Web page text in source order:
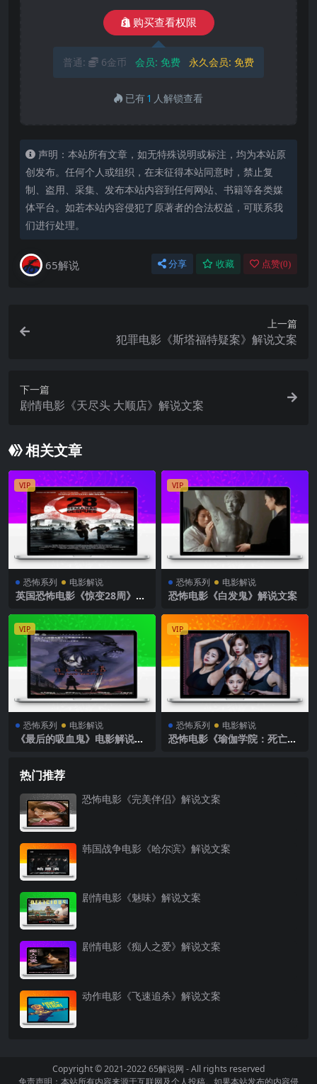
购买查看权限
普通: 6金币 会员: 免费 永久会员: 免费
已有1 人解锁查看
声明：本站所有文章，如无特殊说明或标注，均为本站原
创发布。任何个人或组织，在未征得本站同意时，禁止复
制、盗用、采集、发布本站内容到任何网站、书籍等各类媒
体平台。如若本站内容侵犯了原著者的合法权益，可联系我
们进行处理。
65解说 分享 收藏 点赞(0)
上一篇
犯罪电影《斯塔福特疑案》解说文案
下一篇
剧情电影《天尽头 大顺店》解说文案
相关文章
VIP
恐怖系列 电影解说
英国恐怖电影《惊变28周》解
VIP
恐怖系列 电影解说
恐怖电影《白发鬼》解说文案
VIP
恐怖系列 电影解说
《最后的吸血鬼》电影解说文
VIP
恐怖系列 电影解说
恐怖电影《瑜伽学院：死亡的
热门推荐
恐怖电影《完美伴侣》解说文案
韩国战争电影《哈尔滨》解说文案
剧情电影《魅味》解说文案
剧情电影《痴人之爱》解说文案
动作电影《飞速追杀》解说文案
Copyright © 2021-202265解说网 - All rights reserved
免责声明：本站所有内容来源于互联网及个人投稿。如果本站发布的内容侵